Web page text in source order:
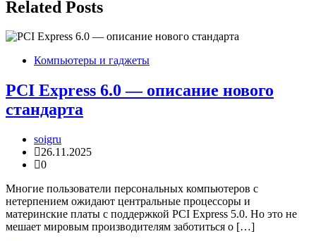
Related Posts
Компьютеры и гаджеты
PCI Express 6.0 — описание нового
стандарта
soigru
26.11.2025
0
Многие пользователи персональных компьютеров с
нетерпением ожидают центральные процессоры и
материнские платы с поддержкой PCI Express 5.0. Но это не
мешает мировым производителям заботиться о […]